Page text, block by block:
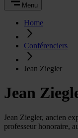
Menu
Home
Conférenciers
Jean Ziegler
Jean
Jean Ziegler, ancien
professeur honoraire,